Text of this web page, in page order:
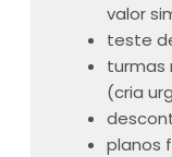
valor
teste
turmas
(cria
planos